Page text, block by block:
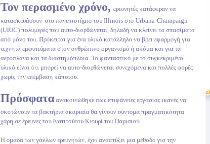
Τον περασμένο χρόνο, ερευνητές κατάφεραν να
κατασκευάσουν στο πανεπιστήμιο του Illinois στο Urbana-Champaign
(UIUC) πολυμερές που αυτο-διορθώνεται, δηλαδή να κλείνει τα σπασίματα
από μόνο του. Πρόκειται για ένα υλικό κατάλληλο να βρει εφαρμογή για
τεχνητά εμφυτεύματα στον ανθρώπινο οργανισμό ή ακόμα και για τα
αεροπλάνα και τα διαστημόπλοια. Το φανταστικό με το συγκεκριμένο
υλικό είναι ότι μπορεί να αυτο-διορθώνεται συνεχόμενα και πολλές φορές
χωρίς την επέμβαση κάποιου.
Πρόσφατα ανακοινώθηκε πως επιφάνειες εργασίας ικανές να
σκοτώνουν τα βακτήρια ακαριαία θα γίνουν σύντομα πραγματικότητα
χάρη σε έρευνες του Ινστιτούτου Κιουρί του Παρισιού.
Η ομάδα των γάλλων ερευνητών, έχει αναπτύξει μια μέθοδο για την